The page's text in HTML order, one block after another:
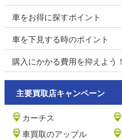
車をお得に探すポイント
車を下見する時のポイント
購入にかかる費用を抑えよう！
主要買取店キャンペーン
カーチス
車買取のアップル